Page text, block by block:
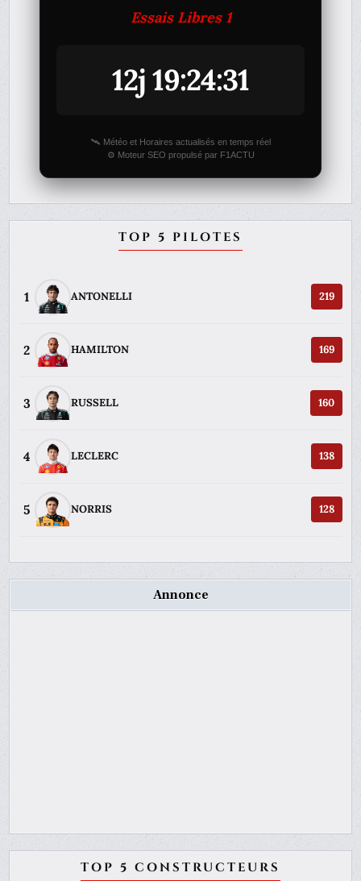
Essais Libres 1
12j 19:24:31
🛰️ Météo et Horaires actualisés en temps réel
⚙️ Moteur SEO propulsé par F1ACTU
TOP 5 PILOTES
1 ANTONELLI 219
2 HAMILTON 169
3 RUSSELL 160
4 LECLERC 138
5 NORRIS 128
Annonce
TOP 5 CONSTRUCTEURS